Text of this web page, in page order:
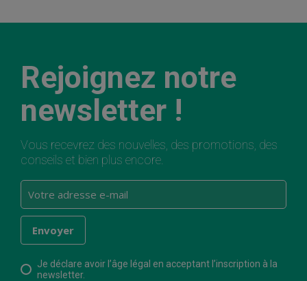
Rejoignez notre
newsletter !
Vous recevrez des nouvelles, des promotions, des
conseils et bien plus encore.
Je déclare avoir l’âge légal en acceptant l’inscription à la
newsletter.